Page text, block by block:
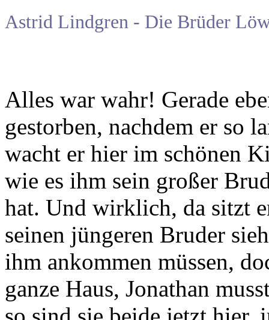
Astrid Lindgren - Die Brüder
Alles war wahr! Gerade
gestorben, nachdem er so
wacht er hier im schönen
wie es ihm sein großer
hat. Und wirklich, da sitzt
seinen jüngeren Bruder
ihm ankommen müssen,
ganze Haus, Jonathan